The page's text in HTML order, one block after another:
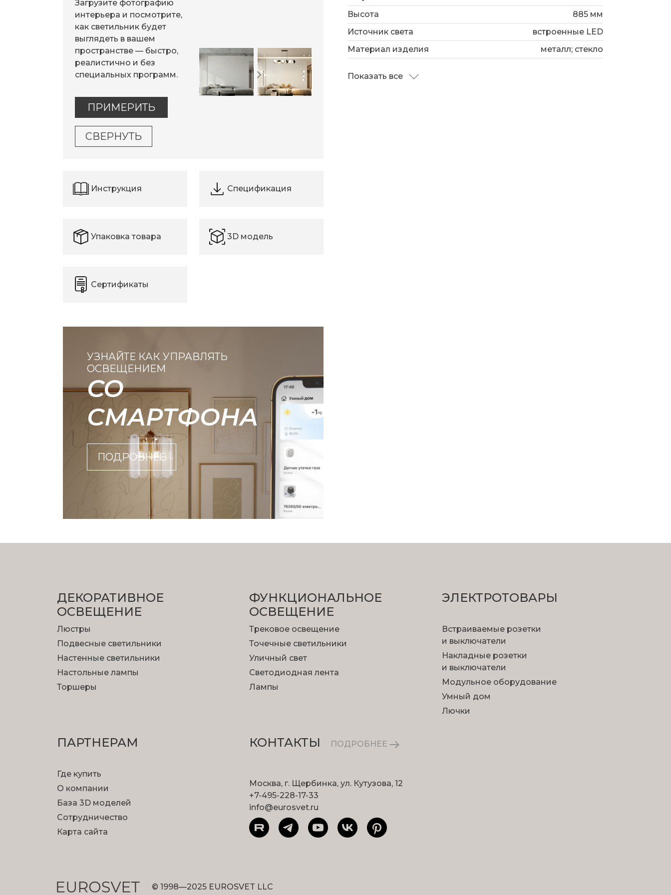
Загрузите фотографию
интерьера и посмотрите,
как светильник будет
выглядеть в вашем
пространстве — быстро,
реалистично и без
специальных программ.
ПРИМЕРИТЬ
СВЕРНУТЬ
Инструкция Спецификация
Упаковка товара 3D модель
Сертификаты
УЗНАЙТЕ КАК УПРАВЛЯТЬ
ОСВЕЩЕНИЕМ
СО
СМАРТФОНА
ПОДРОБНЕЕ
выразительным акцентом в сочетании с бра 50383/3 в
вашем современном интерьере.
Высота
885 мм
Источник света
встроенные LED
Материал изделия
металл; стекло
Показать все
ДЕКОРАТИВНОЕ
ОСВЕЩЕНИЕ
Люстры
Подвесные светильники
Настенные светильники
Настольные лампы
Торшеры
ФУНКЦИОНА­ЛЬНОЕ
ОСВЕЩЕНИЕ
Трековое освещение
Точечные светильники
Уличный свет
Светодиодная лента
Лампы
ЭЛЕКТРОТОВАРЫ
Встраиваемые розетки
и выключатели
Накладные розетки
и выключатели
Модульное оборудование
Умный дом
Лючки
ПАРТНЕРАМ
Где купить
О компании
База 3D моделей
Сотрудничество
Карта сайта
КОНТАКТЫ ПОДРОБНЕЕ
Москва, г. Щербинка, ул. Кутузова, 12
+7-495-228-17-33
info@eurosvet.ru
© 1998—2025 EUROSVET LLC